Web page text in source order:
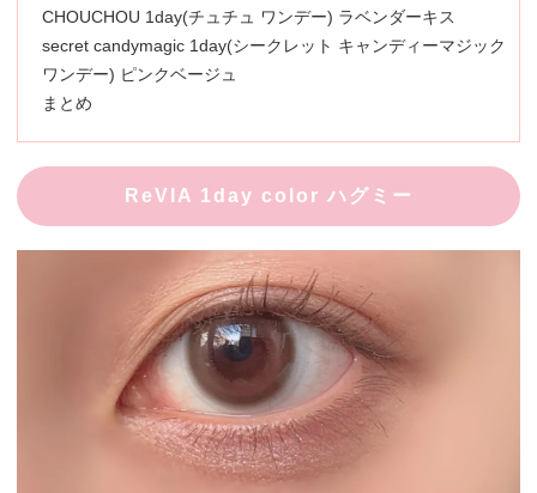
CHOUCHOU 1day(チュチュ ワンデー) ラベンダーキス
secret candymagic 1day(シークレット キャンディーマジック
ワンデー) ピンクベージュ
まとめ
ReVIA 1day color ハグミー